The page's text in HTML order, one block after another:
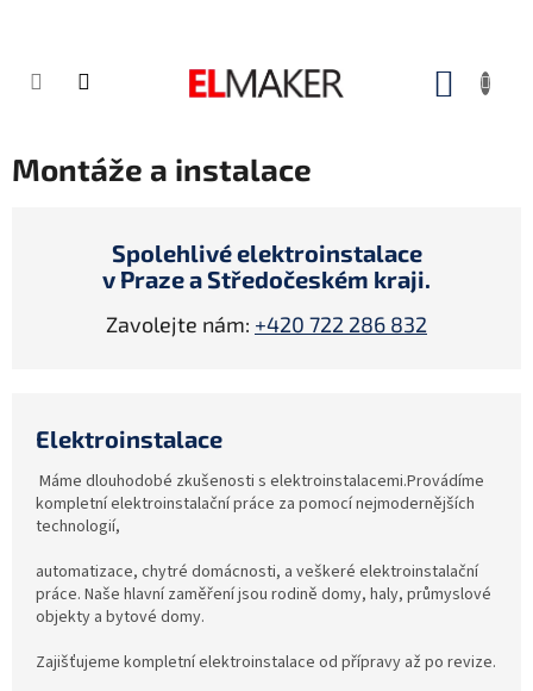
Montáže a instalace
Spolehlivé elektroinstalace
v Praze a Středočeském kraji.
Zavolejte nám: +420 722 286 832
Elektroinstalace
Máme dlouhodobé zkušenosti s elektroinstalacemi.Provádíme
kompletní elektroinstalační práce za pomocí nejmodernějších
technologií,
automatizace, chytré domácnosti, a veškeré elektroinstalační
práce. Naše hlavní zaměření jsou rodině domy, haly, průmyslové
objekty a bytové domy.
Zajišťujeme kompletní elektroinstalace od přípravy až po revize.